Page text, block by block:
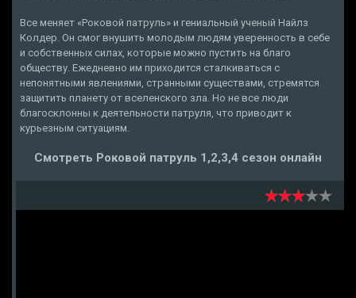
Все меняет «Роковой патруль» и гениальный ученый Найлз
Колдер. Он смог внушить молодым людям уверенность в себе
и собственных силах, которые можно пустить на благо
обществу. Ежедневно им приходится сталкиваться с
непонятными явлениями, странными существами, стремятся
защитить планету от вселенского зла. Но не все люди
благосклонны к деятельности патруля, что приводит к
курьезным ситуациям.
Смотреть Роковой патруль 1,2,3,4 сезон онлайн